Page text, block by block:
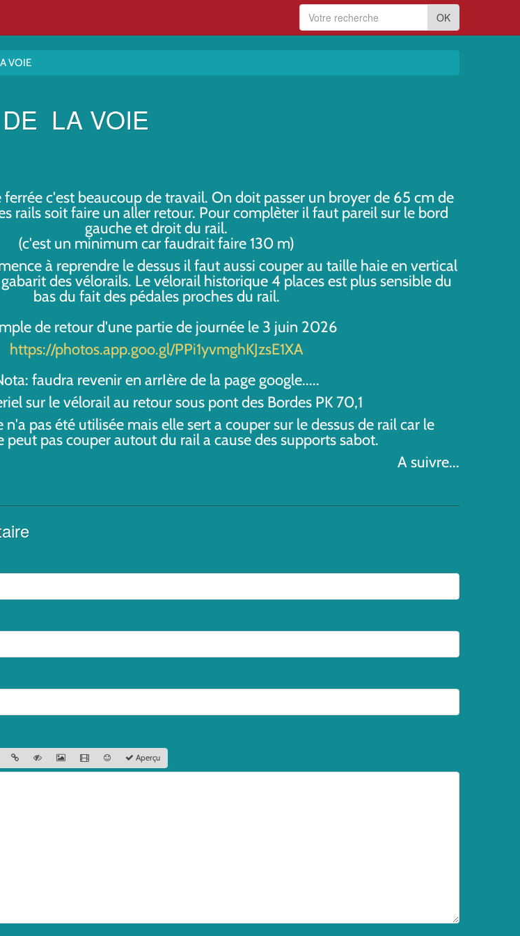
OK
VOIE
LA VOIE
c'est beaucoup de travail. On doit passer un broyer de 65 cm de
rails soit faire un aller retour. Pour complèter il faut pareil sur le bord
gauche et droit du rail.
(c'est un minimum car faudrait faire 130 m)
à reprendre le dessus il faut aussi couper au taille haie en vertical
des vélorails. Le vélorail historique 4 places est plus sensible du
bas du fait des pédales proches du rail.
de retour d'une partie de journée le 3 juin 2026
https://photos.app.goo.gl/PPi1yvmghKJzsE1XA
faudra revenir en arrIère de la page google.....
sur le vélorail au retour sous pont des Bordes PK 70,1
n'a pas été utilisée mais elle sert a couper sur le dessus de rail car le
peut pas couper autout du rail a cause des supports sabot.
A suivre...
Aperçu